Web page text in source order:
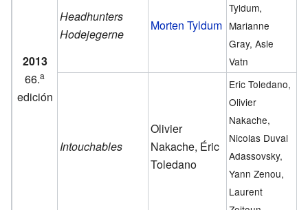
2013
66.a
edición
Headhunters
Hodejegerne
Morten Tyldum
Tyldum,
Marianne
Gray, Asle
Vatn
Intouchables
Olivier
Nakache, Éric
Toledano
Eric Toledano,
Olivier
Nakache,
Nicolas Duval
Adassovsky,
Yann Zenou,
Laurent